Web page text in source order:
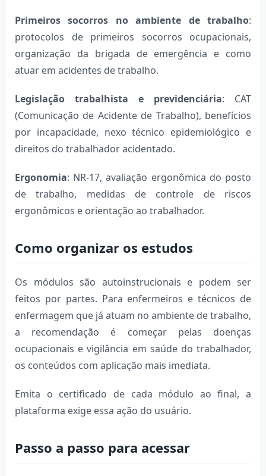
Primeiros socorros no ambiente de trabalho:
protocolos de primeiros socorros ocupacionais,
organização da brigada de emergência e como
atuar em acidentes de trabalho.
Legislação trabalhista e previdenciária: CAT
(Comunicação de Acidente de Trabalho), benefícios
por incapacidade, nexo técnico epidemiológico e
direitos do trabalhador acidentado.
Ergonomia: NR-17, avaliação ergonômica do posto
de trabalho, medidas de controle de riscos
ergonômicos e orientação ao trabalhador.
Como organizar os estudos
Os módulos são autoinstrucionais e podem ser
feitos por partes. Para enfermeiros e técnicos de
enfermagem que já atuam no ambiente de trabalho,
a recomendação é começar pelas doenças
ocupacionais e vigilância em saúde do trabalhador,
os conteúdos com aplicação mais imediata.
Emita o certificado de cada módulo ao final, a
plataforma exige essa ação do usuário.
Passo a passo para acessar